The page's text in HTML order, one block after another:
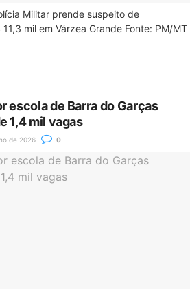
Militar prende suspeito de
mil em Várzea Grande Fonte: PM/MT
escola de Barra do Garças
1,4 mil vagas
de 2026 0